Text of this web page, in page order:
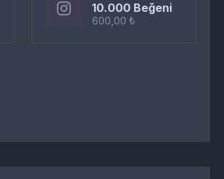
10.000 Beğeni
600,00 ₺